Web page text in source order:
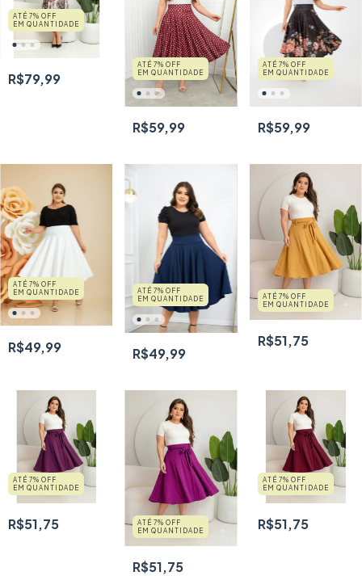
ATÉ 7% OFF
EM QUANTIDADE
R$79,99
ATÉ 7% OFF
EM QUANTIDADE
R$59,99
ATÉ 7% OFF
EM QUANTIDADE
R$59,99
ATÉ 7% OFF
EM QUANTIDADE
R$49,99
ATÉ 7% OFF
EM QUANTIDADE
R$49,99
ATÉ 7% OFF
EM QUANTIDADE
R$51,75
ATÉ 7% OFF
EM QUANTIDADE
R$51,75
ATÉ 7% OFF
EM QUANTIDADE
R$51,75
ATÉ 7% OFF
EM QUANTIDADE
R$51,75